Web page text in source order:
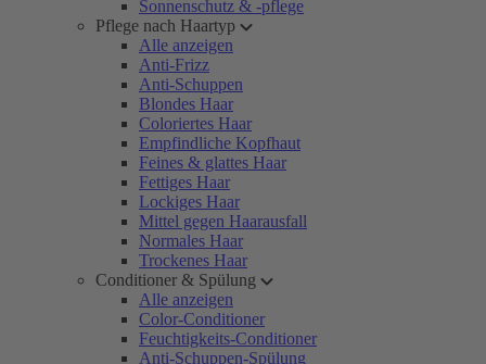
Sonnenschutz & -pflege
Pflege nach Haartyp
Alle anzeigen
Anti-Frizz
Anti-Schuppen
Blondes Haar
Coloriertes Haar
Empfindliche Kopfhaut
Feines & glattes Haar
Fettiges Haar
Lockiges Haar
Mittel gegen Haarausfall
Normales Haar
Trockenes Haar
Conditioner & Spülung
Alle anzeigen
Color-Conditioner
Feuchtigkeits-Conditioner
Anti-Schuppen-Spülung